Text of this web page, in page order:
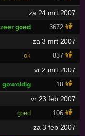
za 24 mrt 2007
zeer goed 3672
za 3 mrt 2007
ok 837
vr 2 mrt 2007
geweldig 19
vr 23 feb 2007
goed 106
za 3 feb 2007